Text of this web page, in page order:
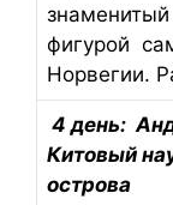
фигурой
Норвегии.
4 день:
Китовый
острова